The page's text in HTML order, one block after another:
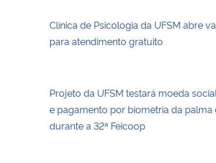
Clínica de Psicologia da UFSM abre
para atendimento gratuito
Projeto da UFSM testará moeda
e pagamento por biometria da palma
durante a 32ª Feicoop